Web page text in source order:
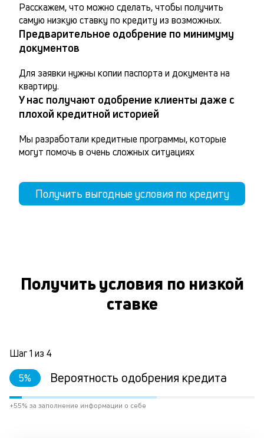
Расскажем, что можно сделать, чтобы получить
самую низкую ставку по кредиту из возможных.
Предварительное одобрение по минимуму
документов
Для заявки нужны копии паспорта и документа на
квартиру.
У нас получают одобрение клиенты даже с
плохой кредитной историей
Мы разработали кредитные программы, которые
могут помочь в очень сложных ситуациях
Получить выгодные условия по кредиту
Получить условия по низкой
ставке
Шаг1 из 4
5% Вероятность одобрения кредита
+55% за заполнение информации о себе